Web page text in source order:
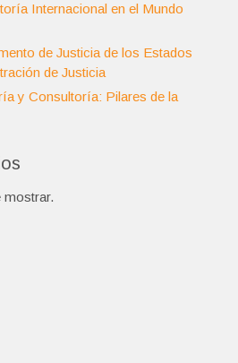
Internacional en el Mundo
de Justicia de los Estados
de Justicia
y Consultoría: Pilares de la
mostrar.